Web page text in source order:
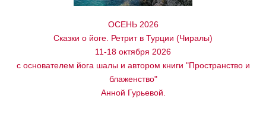
ОСЕНЬ 2026
Сказки о йоге. Ретрит в Турции (Чиралы)
11-18 октября 2026
с основателем йога шалы и автором книги "Пространство и
блаженство"
Анной Гурьевой.